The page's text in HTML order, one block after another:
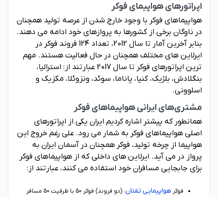
اپراتورهای هواپیمای فوکر
هواپیماهای فوکر با وجود خارج شدن از عرصه تولید همچنان
در ناوگان برخی از کشورها به پروازهای خود ادامه می دهند.
بنابر آخرین آمار تا سال 2012، تعداد 124 فروند فوکر در
ایرلاین های مختلف همچنان در حال فعالیت هستند. مهم
ترین اپراتورهای فوکر تا سال 2017 عبارتند از: استرالیا،
بنگلادش، بلژیک، کنیا، پاناما، سوئد، ونزوئلا، مکزیک و
اسلوونی.
مشتری‌های ایرانی هواپیماهای فوکر
همانطور که پیشتر اشاره کردیم ایران یکی از اپراتورهای
اصلی هواپیماهای فوکر به شمار می رود. علی رغم خروج این
هواپیما از چرخه تولید، فوکر همچنان در آسمان ایران به
پرواز در می آید. ایرلاین های داخلی که از هواپیماهای فوکر
برای جابجایی مسافران خود استفاده می کنند، عبارتند از:
فوکر هواپیمایی تفتان: (دو فروند) فوکر 50 با ظرفیت 50 مسافر